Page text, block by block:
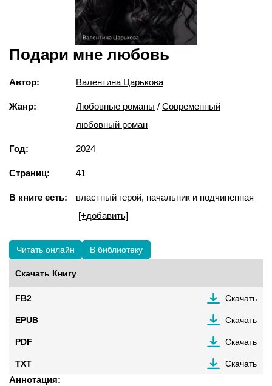
Подари мне любовь
Автор: Валентина Царькова
Жанр: Любовные романы / Современный
любовный роман
Год: 2024
Страниц: 41
В книге есть:
властный герой, начальник и подчиненная
[+добавить]
Читать онлайн В библиотеку
Скачать Книгу
FB2 Скачать
EPUB Скачать
PDF Скачать
TXT Скачать
Аннотация: